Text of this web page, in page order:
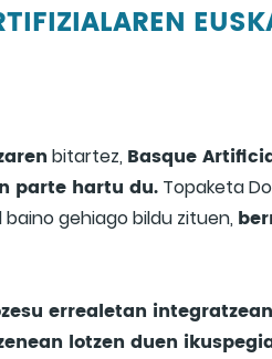
bitartez, Basque
parte hartu du. Topaketa
gehiago bildu zituen,
errealetan
lotzen duen